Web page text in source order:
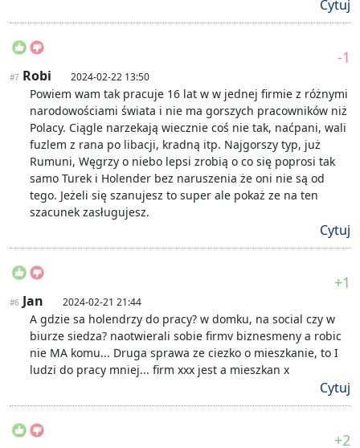
Cytuj
-1
#7 Robi 2024-02-22 13:50
Powiem wam tak pracuje 16 lat w w jednej firmie z różnymi
narodowościami świata i nie ma gorszych pracowników niż
Polacy. Ciągle narzekają wiecznie coś nie tak, naćpani, wali
fuzlem z rana po libacji, kradną itp. Najgorszy typ, już
Rumuni, Węgrzy o niebo lepsi zrobią o co się poprosi tak
samo Turek i Holender bez naruszenia że oni nie są od
tego. Jeżeli się szanujesz to super ale pokaż ze na ten
szacunek zasługujesz.
Cytuj
+1
#6 Jan 2024-02-21 21:44
A gdzie sa holendrzy do pracy? w domku, na social czy w
biurze siedza? naotwierali sobie firmv biznesmeny a robic
nie MA komu... Druga sprawa ze ciezko o mieszkanie, to I
ludzi do pracy mniej... firm xxx jest a mieszkan x
Cytuj
+2